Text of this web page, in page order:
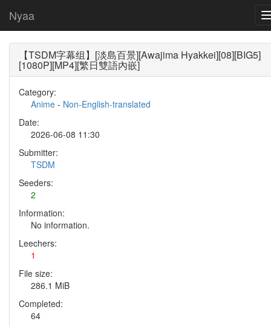
Nyaa
【TSDM字幕组】[淡島百景][Awajima Hyakkei][08][BIG5]
[1080P][MP4][繁日雙語內嵌]
Category:
Anime - Non-English-translated
Date:
2026-06-08 11:30
Submitter:
TSDM
Seeders:
2
Information:
No information.
Leechers:
1
File size:
286.1 MiB
Completed:
64